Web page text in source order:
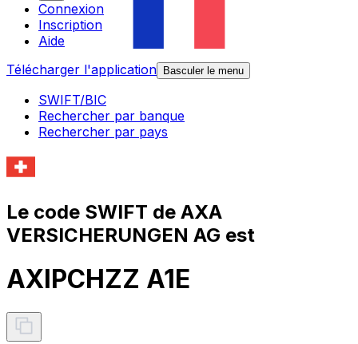
Connexion
Inscription
Aide
Télécharger l'application
Basculer le menu
SWIFT/BIC
Rechercher par banque
Rechercher par pays
Le code SWIFT de AXA
VERSICHERUNGEN AG est
AXIPCHZZ A1E